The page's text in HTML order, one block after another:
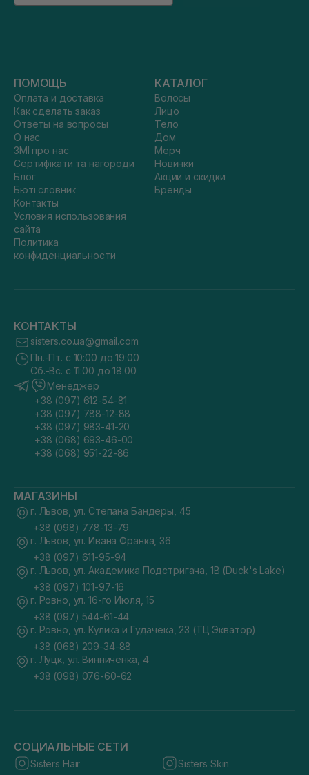
ПОМОЩЬ
Оплата и доставка
Как сделать заказ
Ответы на вопросы
О нас
ЗМІ про нас
Сертифікати та нагороди
Блог
Бюті словник
Контакты
Условия использования
сайта
Политика
конфиденциальности
КАТАЛОГ
Волосы
Лицо
Тело
Дом
Мерч
Новинки
Акции и скидки
Бренды
КОНТАКТЫ
sisters.co.ua@gmail.com
Пн.-Пт. с 10:00 до 19:00
Сб.-Вс. с 11:00 до 18:00
Менеджер
+38 (097) 612-54-81
+38 (097) 788-12-88
+38 (097) 983-41-20
+38 (068) 693-46-00
+38 (068) 951-22-86
МАГАЗИНЫ
г. Львов, ул. Степана Бандеры, 45
+38 (098) 778-13-79
г. Львов, ул. Ивана Франка, 36
+38 (097) 611-95-94
г. Львов, ул. Академика Подстригача, 1В (Duck's Lake)
+38 (097) 101-97-16
г. Ровно, ул. 16-го Июля, 15
+38 (097) 544-61-44
г. Ровно, ул. Кулика и Гудачека, 23 (ТЦ Экватор)
+38 (068) 209-34-88
г. Луцк, ул. Винниченка, 4
+38 (098) 076-60-62
СОЦИАЛЬНЫЕ СЕТИ
Sisters Hair Sisters Skin